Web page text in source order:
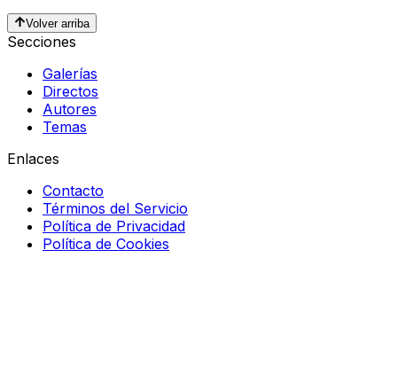
Volver arriba
Secciones
Galerías
Directos
Autores
Temas
Enlaces
Contacto
Términos del Servicio
Política de Privacidad
Política de Cookies